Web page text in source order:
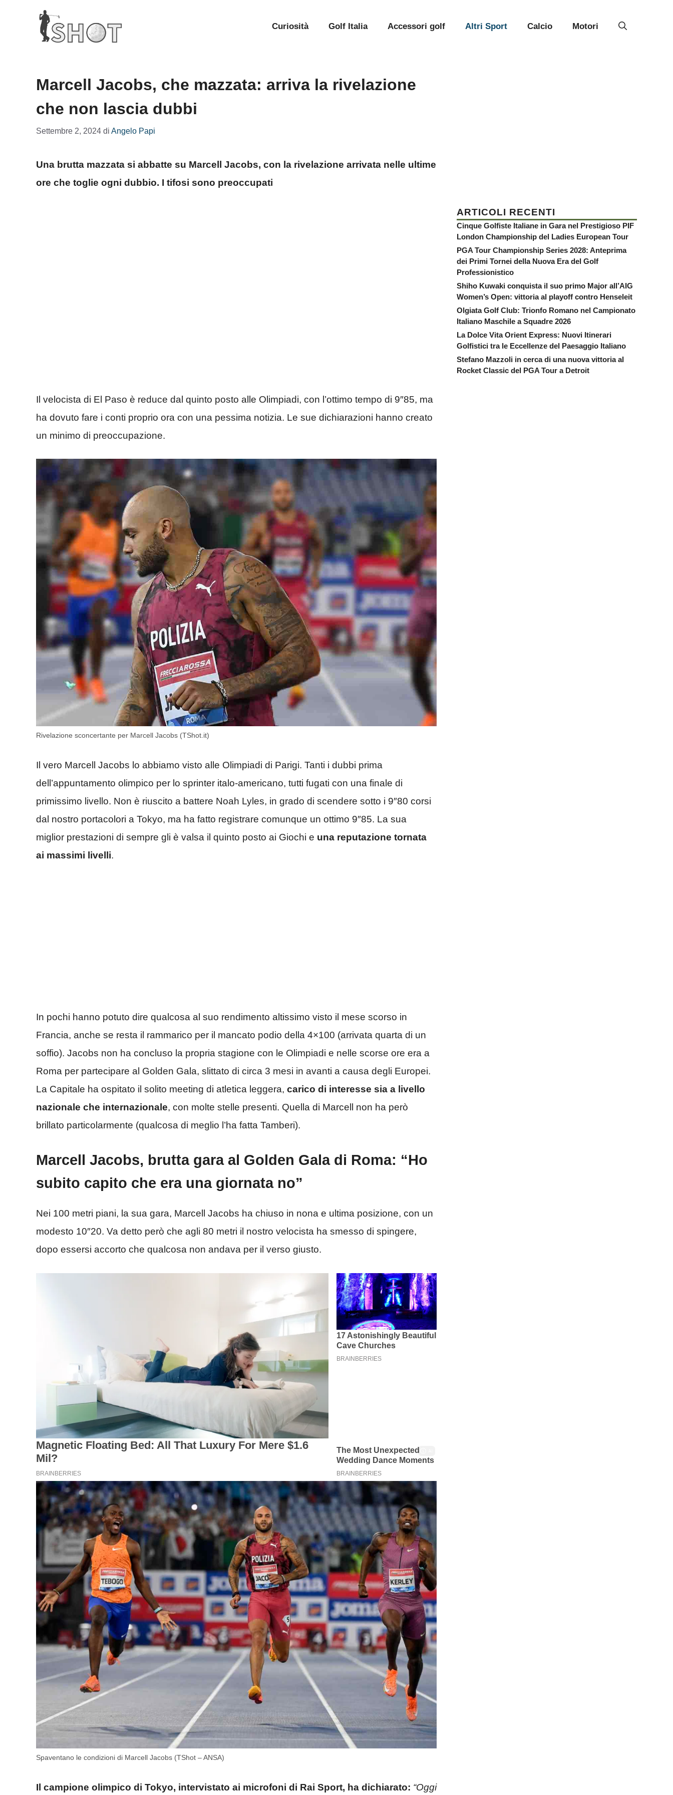
contenuto
Curiosità Golf Italia Accessori golf Altri Sport Calcio Motori
Marcell Jacobs, che mazzata: arriva la rivelazione
che non lascia dubbi
Settembre 2, 2024 di Angelo Papi
Una brutta mazzata si abbatte su Marcell Jacobs, con la rivelazione arrivata nelle ultime
ore che toglie ogni dubbio. I tifosi sono preoccupati
Il velocista di El Paso è reduce dal quinto posto alle Olimpiadi, con l’ottimo tempo di 9″85, ma
ha dovuto fare i conti proprio ora con una pessima notizia. Le sue dichiarazioni hanno creato
un minimo di preoccupazione.
Rivelazione sconcertante per Marcell Jacobs (TShot.it)
Il vero Marcell Jacobs lo abbiamo visto alle Olimpiadi di Parigi. Tanti i dubbi prima
dell’appuntamento olimpico per lo sprinter italo-americano, tutti fugati con una finale di
primissimo livello. Non è riuscito a battere Noah Lyles, in grado di scendere sotto i 9″80 corsi
dal nostro portacolori a Tokyo, ma ha fatto registrare comunque un ottimo 9″85. La sua
miglior prestazioni di sempre gli è valsa il quinto posto ai Giochi e una reputazione tornata
ai massimi livelli.
In pochi hanno potuto dire qualcosa al suo rendimento altissimo visto il mese scorso in
Francia, anche se resta il rammarico per il mancato podio della 4×100 (arrivata quarta di un
soffio). Jacobs non ha concluso la propria stagione con le Olimpiadi e nelle scorse ore era a
Roma per partecipare al Golden Gala, slittato di circa 3 mesi in avanti a causa degli Europei.
La Capitale ha ospitato il solito meeting di atletica leggera, carico di interesse sia a livello
nazionale che internazionale, con molte stelle presenti. Quella di Marcell non ha però
brillato particolarmente (qualcosa di meglio l’ha fatta Tamberi).
Marcell Jacobs, brutta gara al Golden Gala di Roma: “Ho
subito capito che era una giornata no”
Nei 100 metri piani, la sua gara, Marcell Jacobs ha chiuso in nona e ultima posizione, con un
modesto 10″20. Va detto però che agli 80 metri il nostro velocista ha smesso di spingere,
dopo essersi accorto che qualcosa non andava per il verso giusto.
Spaventano le condizioni di Marcell Jacobs (TShot – ANSA)
Il campione olimpico di Tokyo, intervistato ai microfoni di Rai Sport, ha dichiarato: “Oggi
ARTICOLI RECENTI
Cinque Golfiste Italiane in Gara nel Prestigioso PIF
London Championship del Ladies European Tour
PGA Tour Championship Series 2028: Anteprima
dei Primi Tornei della Nuova Era del Golf
Professionistico
Shiho Kuwaki conquista il suo primo Major all’AIG
Women’s Open: vittoria al playoff contro Henseleit
Olgiata Golf Club: Trionfo Romano nel Campionato
Italiano Maschile a Squadre 2026
La Dolce Vita Orient Express: Nuovi Itinerari
Golfistici tra le Eccellenze del Paesaggio Italiano
Stefano Mazzoli in cerca di una nuova vittoria al
Rocket Classic del PGA Tour a Detroit